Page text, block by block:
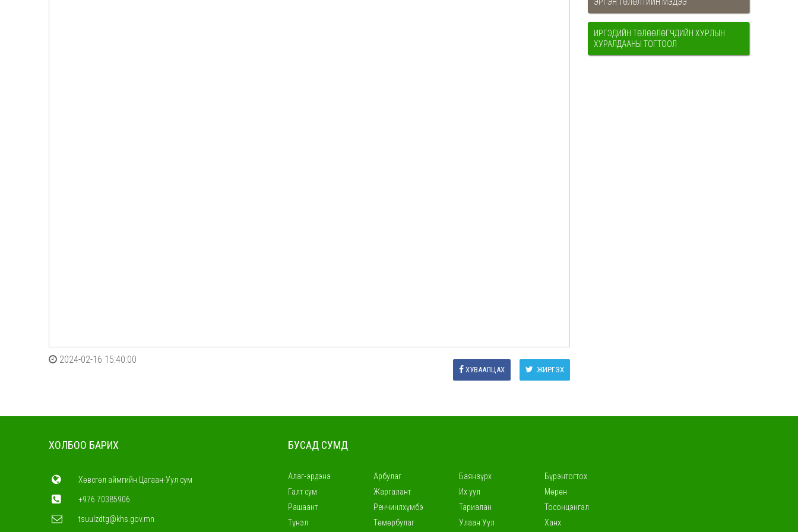
2024-02-16 15:40:00
ЖИРГЭХ
ХУВААЛЦАХ
ИРГЭДИЙН ТӨЛӨӨЛӨГЧДИЙН ХУРЛЫН
ХУРАЛДААНЫ ТОГТООЛ
ХОЛБОО БАРИХ
Хөвсгөл аймгийн Цагаан-Уул сум
+976 70385906
tsuulzdtg@khs.gov.mn
БУСАД СУМД
Алаг-эрдэнэ Арбулаг Баянзүрх
Бүрэнтогтох
Галт сум
Жаргалант Их уул
Мөрөн
Рашаант
Ренчинлхүмбэ Тариалан
Тосонцэнгэл
Түнэл
Төмөрбулаг Улаан Уул Ханх